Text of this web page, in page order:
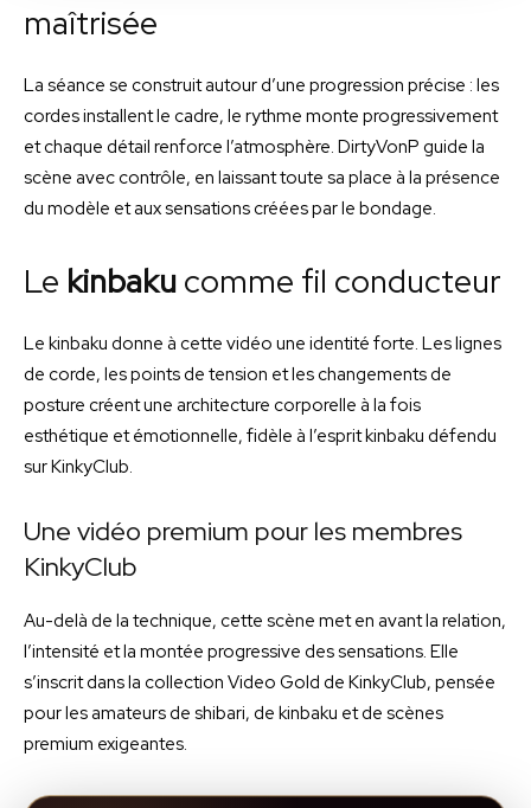
maîtrisée
La séance se construit autour d’une progression précise : les
cordes installent le cadre, le rythme monte progressivement
et chaque détail renforce l’atmosphère. DirtyVonP guide la
scène avec contrôle, en laissant toute sa place à la présence
du modèle et aux sensations créées par le bondage.
Le kinbaku comme fil conducteur
Le kinbaku donne à cette vidéo une identité forte. Les lignes
de corde, les points de tension et les changements de
posture créent une architecture corporelle à la fois
esthétique et émotionnelle, fidèle à l’esprit kinbaku défendu
sur KinkyClub.
Une vidéo premium pour les membres
KinkyClub
Au-delà de la technique, cette scène met en avant la relation,
l’intensité et la montée progressive des sensations. Elle
s’inscrit dans la collection Video Gold de KinkyClub, pensée
pour les amateurs de shibari, de kinbaku et de scènes
premium exigeantes.